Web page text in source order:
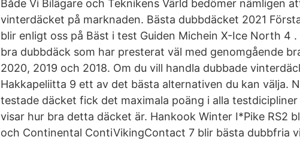
Både Vi Bilägare och Teknikens Värld bedömer nämligen
vinterdäcket på marknaden. Bästa dubbdäcket 2021
blir enligt oss på Bäst i test Guiden Michein X-Ice North 4
bra dubbdäck som har presterat väl med genomgående
2020, 2019 och 2018. Om du vill handla dubbade
Hakkapeliitta 9 ett av det bästa alternativen du kan välja.
testade däcket fick det maximala poäng i alla
visar hur bra detta däcket är. Hankook Winter I*Pike RS2
och Continental ContiVikingContact 7 blir bästa dubbfria